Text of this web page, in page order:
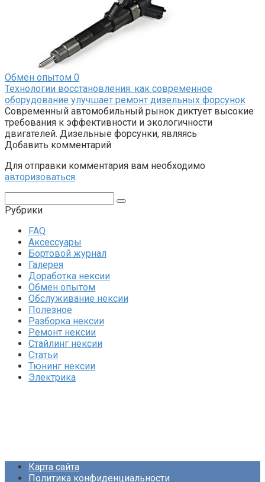
Обмен опытом 0
Технологии восстановления: как современное
оборудование улучшает ремонт дизельных форсунок
Современный автомобильный рынок диктует высокие
требования к эффективности и экологичности
двигателей. Дизельные форсунки, являясь
Добавить комментарий
Для отправки комментария вам необходимо
авторизоваться.
Рубрики
FAQ
Аксессуары
Бортовой журнал
Галерея
Доработка нексии
Обмен опытом
Обслуживание нексии
Полезное
Разборка нексии
Ремонт нексии
Стайлинг нексии
Статьи
Тюнинг нексии
Электрика
Карта сайта
Политика конфиденциальности